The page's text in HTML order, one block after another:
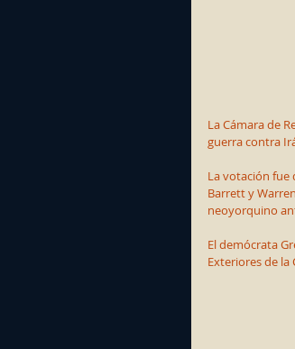
La Cámara de
guerra contra
La votación fue
Barrett y
neoyorquino
El demócrata
Exteriores de